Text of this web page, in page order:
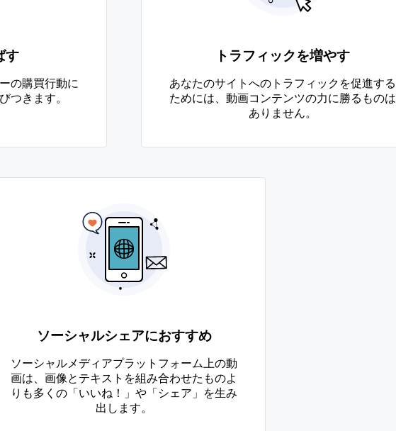
す
の購買行動に
つきます。
トラフィックを増やす
あなたのサイトへのトラフィックを促進する
ためには、動画コンテンツの力に勝るものは
ありません。
ソーシャルシェアにおすすめ
ソーシャルメディアプラットフォーム上の動
画は、画像とテキストを組み合わせたものよ
りも多くの「いいね！」や「シェア」を生み
出します。